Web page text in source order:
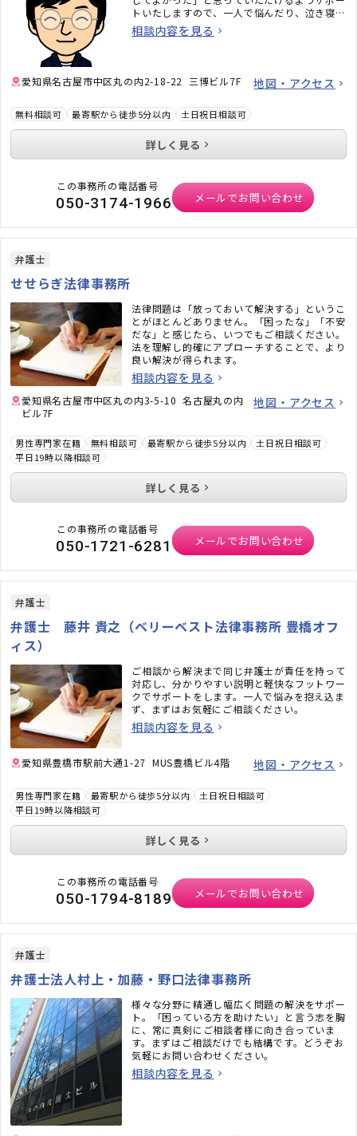
トいたしますので、一人で悩んだり、泣き寝入
りして諦めてしまう前に、思い切って相談して
みませんか？
相談内容を見る
愛知県名古屋市中区丸の内2-18-22 三博ビル7F 地図・アクセス
無料相談可 最寄駅から徒歩5分以内 土日祝日相談可
詳しく見る
この事務所の電話番号
050-3174-1966 メールでお問い合わせ
弁護士
せせらぎ法律事務所
法律問題は「放っておいて解決する」というこ
とがほとんどありません。「困ったな」「不安
だな」と感じたら、いつでもご相談ください。
法を理解し的確にアプローチすることで、より
良い解決が得られます。
相談内容を見る
愛知県名古屋市中区丸の内3-5-10 名古屋丸の内
ビル7F
地図・アクセス
男性専門家在籍 無料相談可 最寄駅から徒歩5分以内
土日祝日相談可
平日19時以降相談可
詳しく見る
この事務所の電話番号
050-1721-6281 メールでお問い合わせ
弁護士
弁護士 藤井 貴之（ベリーベスト法律事務所 豊橋オフ
ィス）
ご相談から解決まで同じ弁護士が責任を持って
対応し、分かりやすい説明と軽快なフットワー
クでサポートをします。一人で悩みを抱え込ま
ず、まずはお気軽にご相談ください。
相談内容を見る
愛知県豊橋市駅前大通1-27 MUS豊橋ビル4階 地図・アクセス
男性専門家在籍 最寄駅から徒歩5分以内
土日祝日相談可
平日19時以降相談可
詳しく見る
この事務所の電話番号
050-1794-8189 メールでお問い合わせ
弁護士
弁護士法人村上・加藤・野口法律事務所
様々な分野に精通し幅広く問題の解決をサポー
ト。「困っている方を助けたい」と言う志を胸
に、常に真剣にご相談者様に向き合っていま
す。まずはご相談だけでも結構です。どうぞお
気軽にお問い合わせください。
相談内容を見る